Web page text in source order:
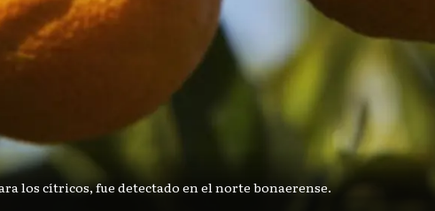
los cítricos, fue detectado en el norte bonaerense.